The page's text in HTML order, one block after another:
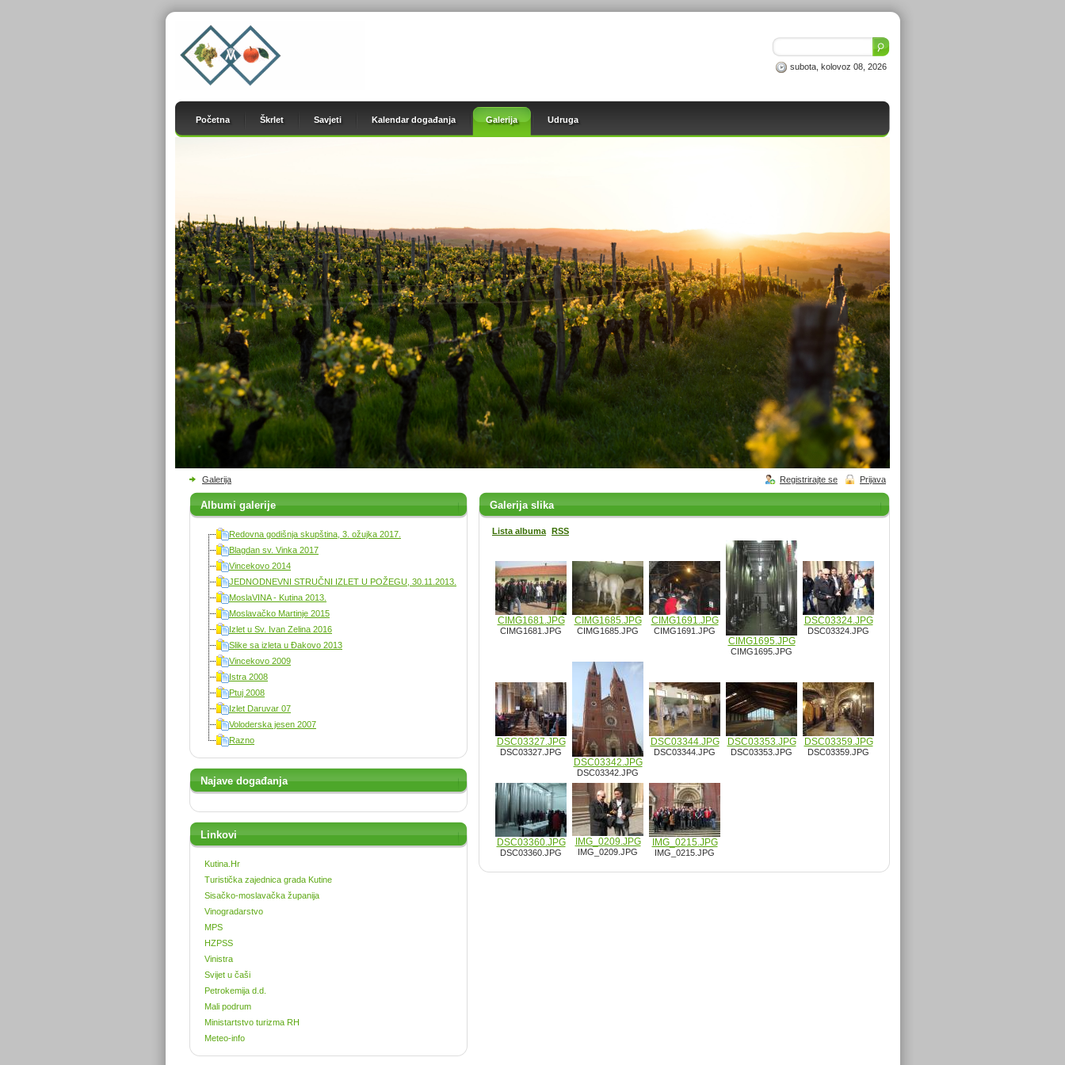
subota, kolovoz 08, 2026
Početna Škrlet Savjeti Kalendar događanja Galerija Udruga
Galerija Prijava
Registrirajte se
Albumi galerije
Redovna godišnja skupština, 3. ožujka 2017.
Blagdan sv. Vinka 2017
Vincekovo 2014
JEDNODNEVNI STRUČNI IZLET U POŽEGU, 30.11.2013.
MoslaVINA - Kutina 2013.
Moslavačko Martinje 2015
Izlet u Sv. Ivan Zelina 2016
Slike sa izleta u Đakovo 2013
Vincekovo 2009
Istra 2008
Ptuj 2008
Izlet Daruvar 07
Voloderska jesen 2007
Razno
Najave događanja
Linkovi
Kutina.Hr
Turistička zajednica grada Kutine
Sisačko-moslavačka županija
Vinogradarstvo
MPS
HZPSS
Vinistra
Svijet u čaši
Petrokemija d.d.
Mali podrum
Ministartstvo turizma RH
Meteo-info
Galerija slika
Lista albuma RSS
CIMG1681.JPG
CIMG1681.JPG
CIMG1685.JPG
CIMG1685.JPG
CIMG1691.JPG
CIMG1691.JPG
CIMG1695.JPG
CIMG1695.JPG
DSC03324.JPG
DSC03324.JPG
DSC03327.JPG
DSC03327.JPG
DSC03342.JPG
DSC03342.JPG
DSC03344.JPG
DSC03344.JPG
DSC03353.JPG
DSC03353.JPG
DSC03359.JPG
DSC03359.JPG
DSC03360.JPG
DSC03360.JPG
IMG_0209.JPG
IMG_0209.JPG
IMG_0215.JPG
IMG_0215.JPG